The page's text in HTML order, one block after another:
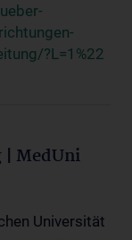
?L=1%22
| MedUni
Universität